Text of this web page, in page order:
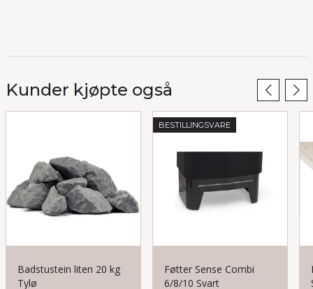
Kunder kjøpte også
Badstustein liten 20 kg
Tylø
BESTILLINGSVARE
Føtter Sense Combi
6/8/10 Svart